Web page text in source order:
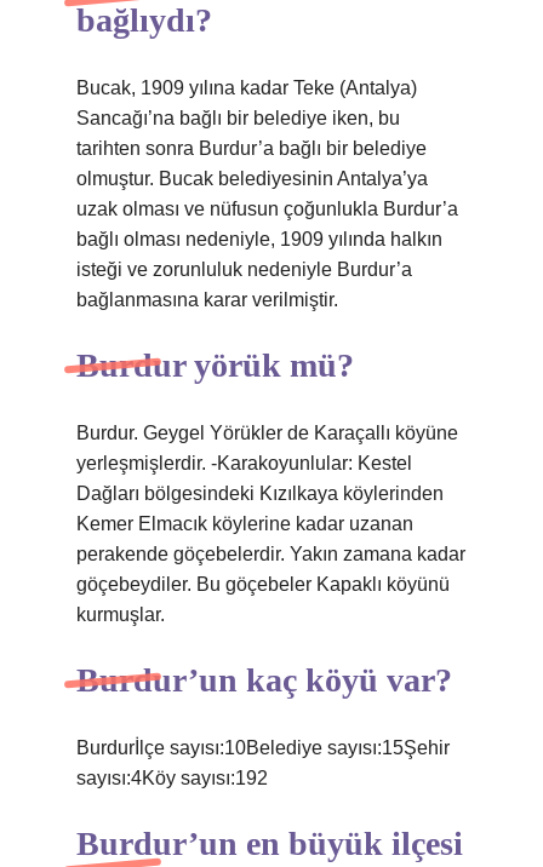
bağlıydı?
Bucak, 1909 yılına kadar Teke (Antalya)
Sancağı’na bağlı bir belediye iken, bu
tarihten sonra Burdur’a bağlı bir belediye
olmuştur. Bucak belediyesinin Antalya’ya
uzak olması ve nüfusun çoğunlukla Burdur’a
bağlı olması nedeniyle, 1909 yılında halkın
isteği ve zorunluluk nedeniyle Burdur’a
bağlanmasına karar verilmiştir.
Burdur yörük mü?
Burdur. Geygel Yörükler de Karaçallı köyüne
yerleşmişlerdir. -Karakoyunlular: Kestel
Dağları bölgesindeki Kızılkaya köylerinden
Kemer Elmacık köylerine kadar uzanan
perakende göçebelerdir. Yakın zamana kadar
göçebeydiler. Bu göçebeler Kapaklı köyünü
kurmuşlar.
Burdur’un kaç köyü var?
Burdurİlçe sayısı:10Belediye sayısı:15Şehir
sayısı:4Köy sayısı:192
Burdur’un en büyük ilçesi